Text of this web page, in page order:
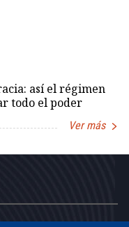
así el régimen
todo el poder
Ver más